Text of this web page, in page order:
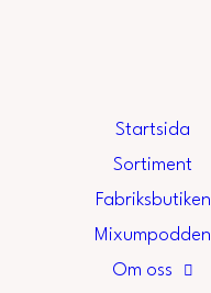
Startsida
Sortiment
Fabriksbutiken
Mixumpodden
Om oss